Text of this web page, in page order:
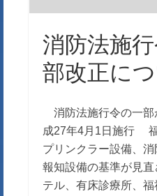
消防法施
部改正に
消防法施行令の一
成27年4月1日施行
プリンクラー設備、
報知設備の基準が見
テル、有床診療所、